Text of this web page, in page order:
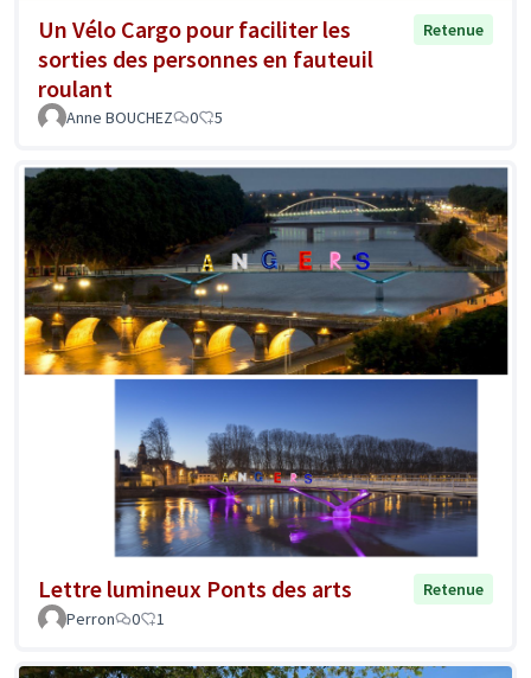
Un Vélo Cargo pour faciliter les
sorties des personnes en fauteuil
roulant
Retenue
Anne BOUCHEZ 0 5
Lettre lumineux Ponts des arts
Retenue
Perron
0 1